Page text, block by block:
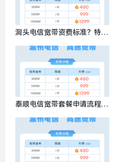
洞头电信宽带资费标准？特惠
泰顺电信宽带套餐申请流程，